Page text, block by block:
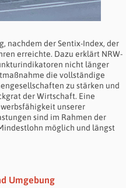
nachdem der Sentix-Index, der
erreichte. Dazu erklärt NRW-
nicht länger
die vollständige
zu stärken und
der Wirtschaft. Eine
unserer
sind im Rahmen der
möglich und längst
Umgebung